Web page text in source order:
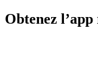
Obtenez